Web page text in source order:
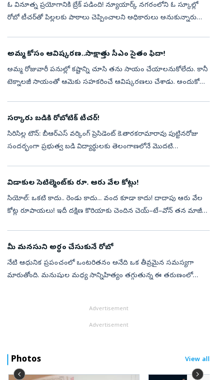
ఓ వినూత్న ప్రయోగానికి బ్రేక్‌ పడింది! న్యూయార్క్‌ నగరంలోని ఓ స్కూల్లో
రోబో టీచర్‌తో పిల్లలకు పాఠాలు చెప్పించాలని అధికారులు అనుకున్నారు
అమ్మ కోసం ఆవిష్కరణ..సాక్షాత్తు సీఎం సైతం ఫిదా!
అమ్మ రోజువారీ పనుల్లో కష్టాన్ని చూసి తను సాయం చేయాలనుకోలేదు. కానీ
టెక్నాలజీ సాయంతో ఆమెకు సహకరించే ఆవిష్కరణలు చేశాడు. అందుకోసం
సర్కారు బడికి రోబోటిక్‌ టీచర్‌!
సిరిసిల్ల టౌన్‌: బీఆర్‌ఎస్‌ వర్కింగ్‌ ప్రెసిడెంట్‌ కె.తారకరామారావు పుట్టినరోజు
సందర్భంగా ప్రభుత్వ బడి విద్యార్థులకు తెలంగాణలోనే మొదటి
విడాకుల సెటిల్మెంట్‌కు రూ. ఆరు వేల కోట్లు!
సియోల్‌: ఒకటి కాదు.. రెండు కాదు... వంద కూడా కాదు! దాదాపు ఆరు వేల
కోట్ల రూపాయలు! ఇదీ దక్షిణ కొరియాకు చెందిన చెయ్‌–టే–వోన్‌ తన మాజీ
మీ మనసుని అర్థం చేసుకునే రోబో
నేటి ఆధునిక ప్రపంచంలో ఒంటరితనం అనేది ఒక తీవ్రమైన సమస్యగా
మారుతోంది. మనుషుల మధ్య సాన్నిహిత్యం తగ్గుతున్న ఈ తరుణంలో
Advertisement
Advertisement
Photos View all